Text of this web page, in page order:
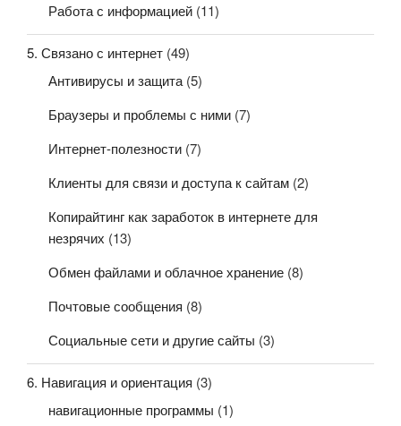
Работа с информацией (11)
5. Связано с интернет (49)
Антивирусы и защита(5)
Браузеры и проблемы с ними (7)
Интернет-полезности (7)
Клиенты для связи и доступа к сайтам (2)
Копирайтинг как заработок в интернете для
незрячих (13)
Обмен файлами и облачное хранение (8)
Почтовые сообщения (8)
Социальные сети и другие сайты (3)
6. Навигация и ориентация (3)
навигационные программы (1)